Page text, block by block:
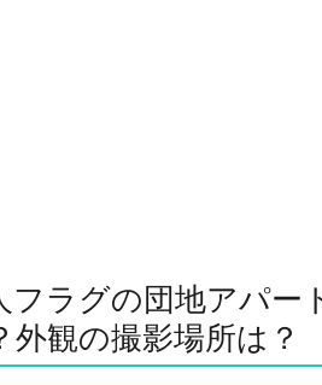
フラグの団地アパー
外観の撮影場所は？